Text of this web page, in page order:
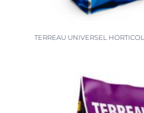
TERREAU UNIVERSEL